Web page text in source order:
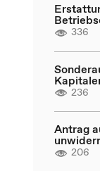
336
236
Antrag
206